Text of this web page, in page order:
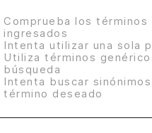
Comprueba los términos
ingresados
Intenta utilizar una sola
Utiliza términos
búsqueda
Intenta buscar
término deseado